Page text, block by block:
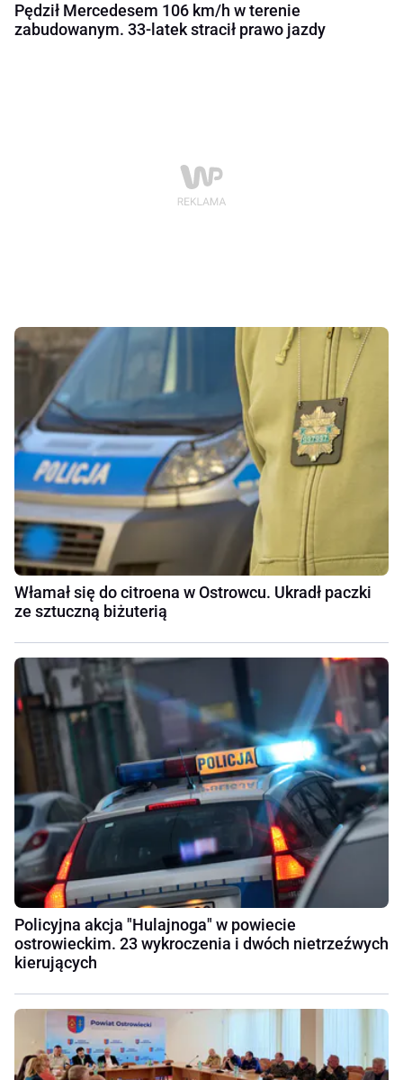
Pędził Mercedesem 106 km/h w terenie
zabudowanym. 33-latek stracił prawo jazdy
Włamał się do citroena w Ostrowcu. Ukradł paczki
ze sztuczną biżuterią
Policyjna akcja "Hulajnoga" w powiecie
ostrowieckim. 23 wykroczenia i dwóch nietrzeźwych
kierujących